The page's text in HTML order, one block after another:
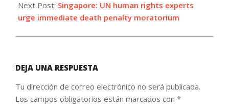
Next Post: Singapore: UN human rights experts
urge immediate death penalty moratorium
DEJA UNA RESPUESTA
Tu dirección de correo electrónico no será publicada.
Los campos obligatorios están marcados con *